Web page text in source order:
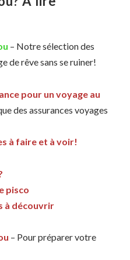
– Notre sélection des
de rêve sans se ruiner!
pour un voyage au
des assurances voyages
à faire et à voir!
pisco
à découvrir
– Pour préparer votre